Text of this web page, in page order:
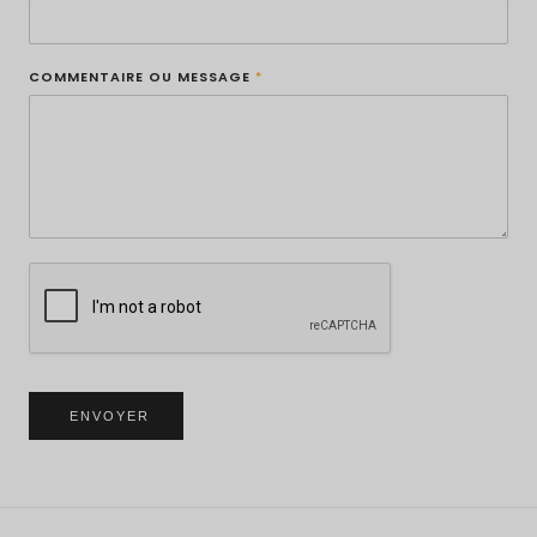
COMMENTAIRE OU MESSAGE *
ENVOYER